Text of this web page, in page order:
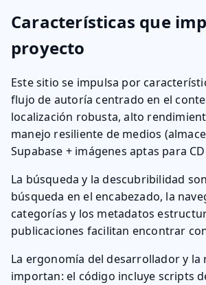
Características que
proyecto
Este sitio se impulsa por
flujo de autoría centrado en el
localización robusta, alto
manejo resiliente de medios
Supabase + imágenes aptas para
La búsqueda y la descubribilidad
búsqueda en el encabezado, la
categorías y los metadatos
publicaciones facilitan encontrar
La ergonomía del desarrollador y
importan: el código incluye scripts